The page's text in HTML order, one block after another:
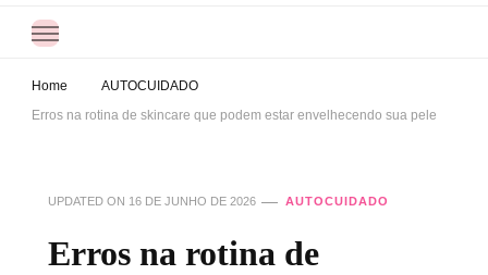
Home
AUTOCUIDADO
Erros na rotina de skincare que podem estar envelhecendo sua pele
UPDATED ON 16 DE JUNHO DE 2026 AUTOCUIDADO
Erros na rotina de